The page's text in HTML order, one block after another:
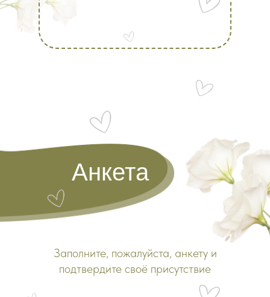
Заполните, пожалуйста, анкету и
подтвердите своё присутствие
Анкета